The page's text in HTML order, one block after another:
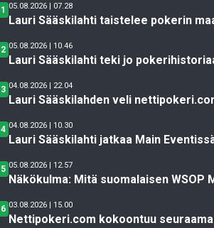
1 05.08.2026 | 07.28
Lauri Sääskilahti taistelee pokerin
2 05.08.2026 | 10.46
Lauri Sääskilahti teki jo
3 04.08.2026 | 22.04
Lauri Sääskilahden veli
4 04.08.2026 | 10.30
Lauri Sääskilahti jatkaa Main
5 05.08.2026 | 12.57
Näkökulma: Mitä suomalaisen
6 03.08.2026 | 15.00
Nettipokeri.com kokoontuu